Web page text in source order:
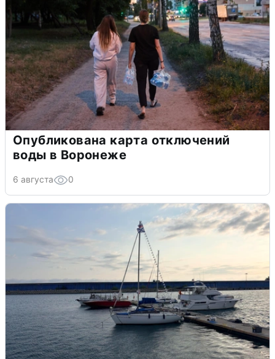
Опубликована карта отключений
воды в Воронеже
6 августа 0